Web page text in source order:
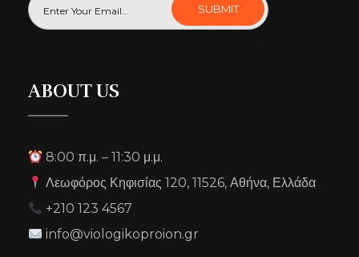
ABOUT US
8:00 π.μ. – 11:30 μ.μ.
Λεωφόρος Κηφισίας 120, 11526, Αθήνα, Ελλάδα
+210 123 4567
info@viologikoproion.gr